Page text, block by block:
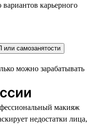
карьерного
самозанятости
макияж
недостатки лица,